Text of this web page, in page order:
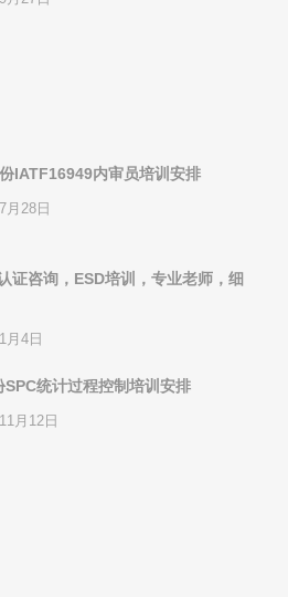
IATF16949内审员培训安排
月28日
证咨询，ESD培训，专业老师，细
月4日
SPC统计过程控制培训安排
月12日